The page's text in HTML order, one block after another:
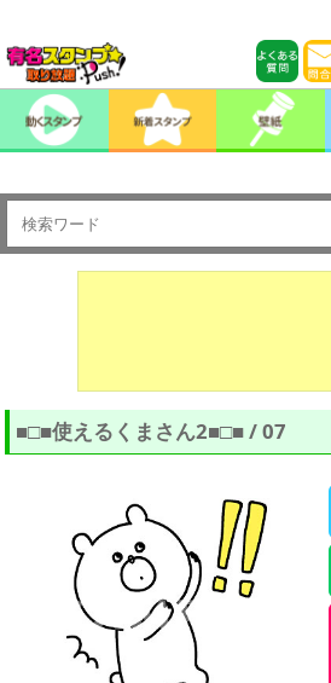
■□■使えるくまさん2■□■ / 07